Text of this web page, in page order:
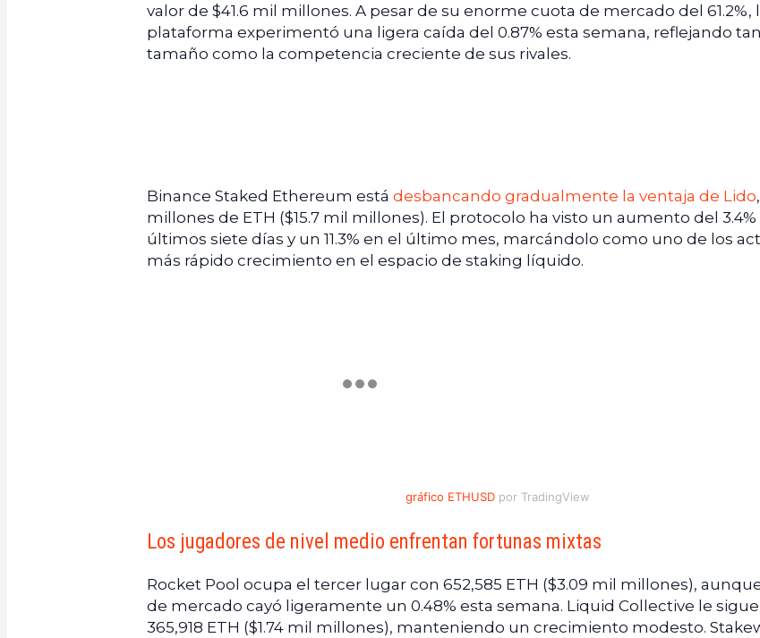
valor de $41.6 mil millones. A pesar de su enorme cuota de mercado del 61.2%,
plataforma experimentó una ligera caída del 0.87% esta semana, reflejando
tamaño como la competencia creciente de sus rivales.
Binance Staked Ethereum está desbancando gradualmente la ventaja de Lido
millones de ETH ($15.7 mil millones). El protocolo ha visto un aumento del 3.4%
últimos siete días y un 11.3% en el último mes, marcándolo como uno de los
más rápido crecimiento en el espacio de staking líquido.
gráfico ETHUSD por TradingView
Los jugadores de nivel medio enfrentan fortunas mixtas
Rocket Pool ocupa el tercer lugar con 652,585 ETH ($3.09 mil millones),
de mercado cayó ligeramente un 0.48% esta semana. Liquid Collective le
365,918 ETH ($1.74 mil millones), manteniendo un crecimiento modesto.